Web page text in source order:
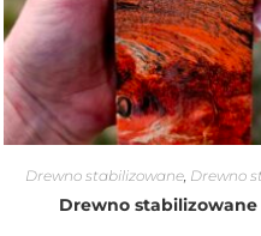
Drewno stabilizowane, Drewno
Drewno stabilizowane